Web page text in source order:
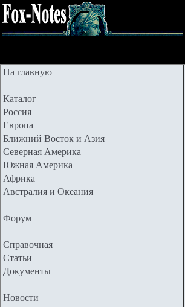
На главную
Каталог
Россия
Европа
Ближний Восток и Азия
Северная Америка
Южная Америка
Африка
Австралия и Океания
Форум
Справочная
Статьи
Документы
Новости